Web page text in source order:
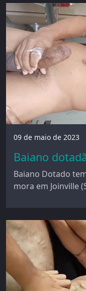
09 de maio de 2023
Baiano
Baiano Dotado
mora em Joinville